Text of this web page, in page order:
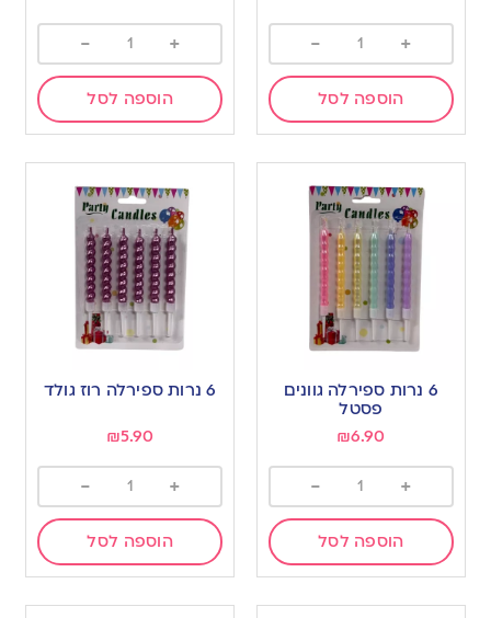
+
-
הוספה לסל
+
-
הוספה לסל
6 נרות ספירלה גוונים
פסטל
₪6.90
+
-
הוספה לסל
6 נרות ספירלה רוז גולד
₪5.90
+
-
הוספה לסל